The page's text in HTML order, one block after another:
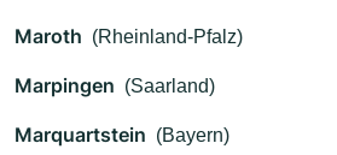
Maroth (Rheinland-Pfalz)
Marpingen (Saarland)
Marquartstein (Bayern)